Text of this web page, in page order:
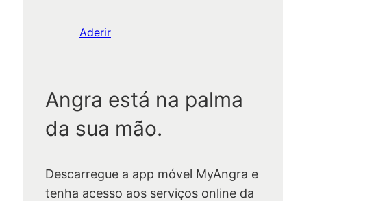
Aderir
Angra está na palma
da sua mão.
Descarregue a app móvel MyAngra e
tenha acesso aos serviços online da